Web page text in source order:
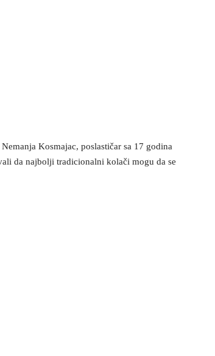
Kosmajac, poslastičar sa 17 godina
da najbolji tradicionalni kolači mogu da se